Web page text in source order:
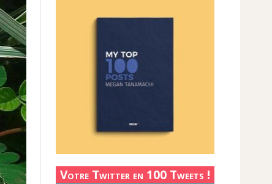
Votre Twitter en 100 Tweets !